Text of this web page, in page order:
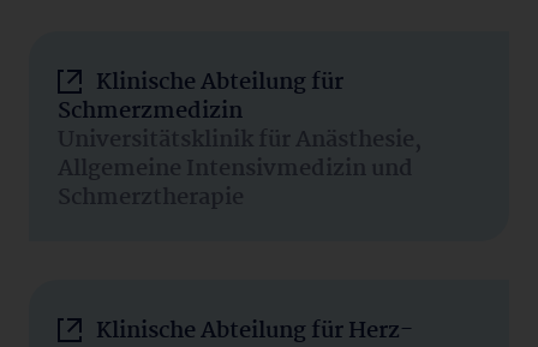
Klinische Abteilung für
Schmerzmedizin
Universitätsklinik für Anästhesie,
Allgemeine Intensivmedizin und
Schmerztherapie
Klinische Abteilung für Herz-